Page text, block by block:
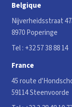
Belgique
Nijverheidsstraat
8970 Poperinge
Tel : +32 57 38 88 14
France
45 route
59114 Steenvoorde